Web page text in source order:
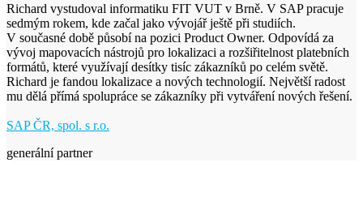
Richard vystudoval informatiku FIT VUT v Brně. V SAP pracuje
sedmým rokem, kde začal jako vývojář ještě při studiích.
V současné době působí na pozici Product Owner. Odpovídá za
vývoj mapovacích nástrojů pro lokalizaci a rozšiřitelnost platebních
formátů, které využívají desítky tisíc zákazníků po celém světě.
Richard je fandou lokalizace a nových technologií. Největší radost
mu dělá přímá spolupráce se zákazníky při vytváření nových řešení.
SAP ČR, spol. s r.o.
generální partner